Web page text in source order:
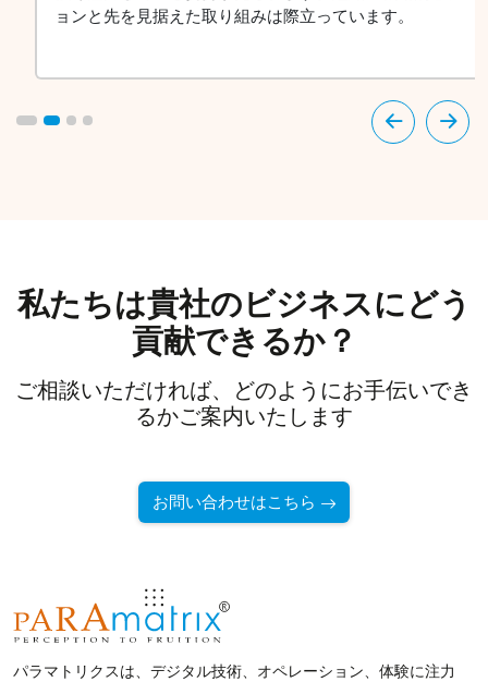
ョンと先を見据えた取り組みは際立っています。
私たちは貴社のビジネスにどう
貢献できるか？
ご相談いただければ、どのようにお手伝いでき
るかご案内いたします
お問い合わせはこちら
パラマトリクスは、デジタル技術、オペレーション、体験に注力